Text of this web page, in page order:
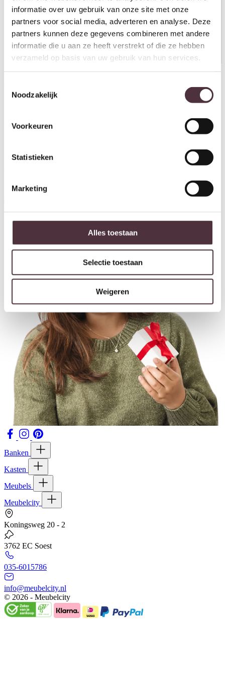
informatie over uw gebruik van onze site met onze
partners voor social media, adverteren en analyse. Deze
partners kunnen deze gegevens combineren met andere
informatie die u aan ze heeft verstrekt of die ze hebben
verzameld op basis van uw gebruik van hun services.
Noodzakelijk
Voorkeuren
Statistieken
Marketing
Alles toestaan
Selectie toestaan
Weigeren
By-Boo Sansevieria – medium
Ontvang €20,- shoptegoed
Meldt u aan voor onze nieuwsbrief en ontvang €20,- shoptegoed
voor uw volgende bestelling van minimaal €200,- (niet geldig op
Banken
Kasten
Meubels
Meubelcity
Koningsweg 20 - 2
3762 EC Soest
035-6015786
info@meubelcity.nl
© 2026 - Meubelcity